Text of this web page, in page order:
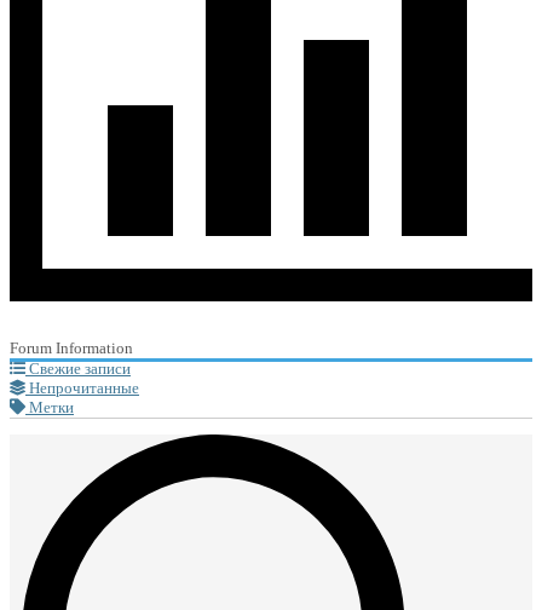
Forum Information
Свежие записи
Непрочитанные
Метки